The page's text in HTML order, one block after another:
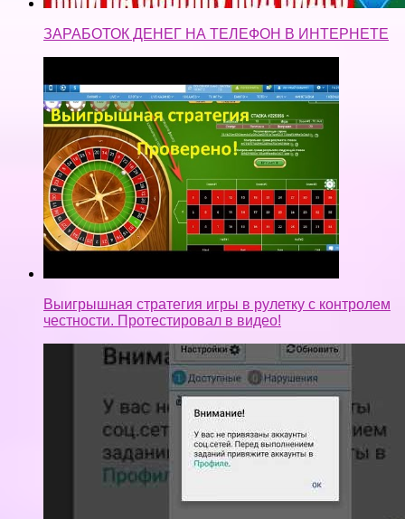
ЗАРАБОТОК ДЕНЕГ НА ТЕЛЕФОН В ИНТЕРНЕТЕ
Выигрышная стратегия игры в рулетку с контролем
честности. Протестировал в видео!